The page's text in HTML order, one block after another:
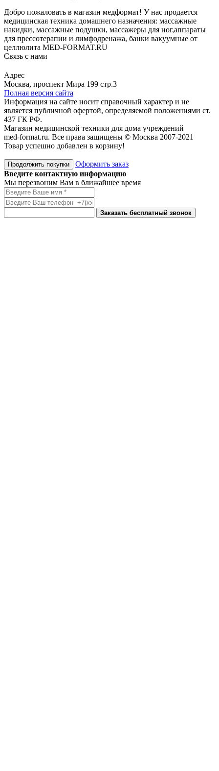
Добро пожаловать в магазин медформат! У нас продается
медицинская техника домашнего назначения: массажные
накидки, массажные подушки, массажеры для ног,аппараты
для прессотерапии и лимфодренажа, банки вакуумные от
целлюлита MED-FORMAT.RU
Связь с нами
Адрес
Москва, проспект Мира 199 стр.3
Полная версия сайта
Информация на сайте носит справочный характер и не
является публичной офертой, определяемой положениями ст.
437 ГК РФ.
Магазин медицинской техники для дома учреждений
med-format.ru. Все права защищены © Москва 2007-2021
Товар успешно добавлен в корзину!
Продолжить покупки
Оформить заказ
Введите контактную информацию
Мы перезвоним Вам в ближайшее время
Заказать бесплатный звонок